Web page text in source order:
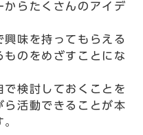
らたくさんのアイデ
味を持ってもらえる
のをめざすことにな
検討しておくことを
活動できることが本